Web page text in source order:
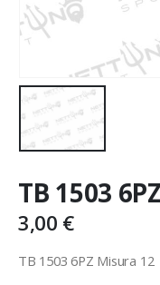
TB 1503
3,00 €
TB 1503 6PZ Misura 12